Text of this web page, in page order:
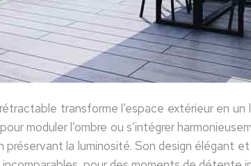
transforme l’espace extérieur en
moduler l’ombre ou s’intégrer
la luminosité. Son design élégant